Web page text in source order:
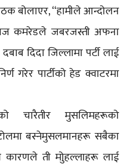
बोलाएर, “हामीले आन्दोलन
कमरेडले जबरजस्ती अफना
दिदा जिल्लामा पर्टी लाई
गरेर पार्टीको हेड क्वाटरमा
चारैतीर मुसलिमहरूको
बस्नेमुसलमानहरू सबैका
कारणले ती मोुहल्लाहरू लाई